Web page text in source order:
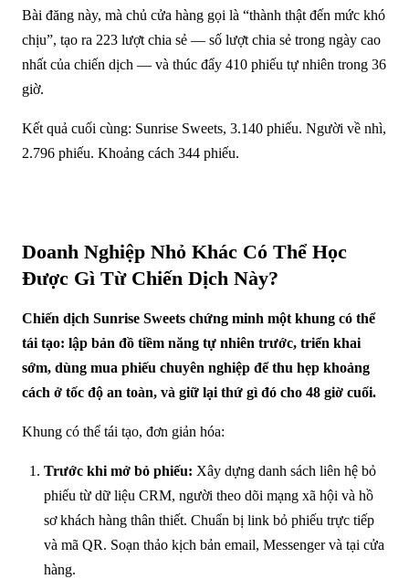
Bài đăng này, mà chủ cửa hàng gọi là “thành thật đến mức khó
chịu”, tạo ra 223 lượt chia sẻ — số lượt chia sẻ trong ngày cao
nhất của chiến dịch — và thúc đẩy 410 phiếu tự nhiên trong 36
giờ.
Kết quả cuối cùng: Sunrise Sweets, 3.140 phiếu. Người về nhì,
2.796 phiếu. Khoảng cách 344 phiếu.
Doanh Nghiệp Nhỏ Khác Có Thể Học
Được Gì Từ Chiến Dịch Này?
Chiến dịch Sunrise Sweets chứng minh một khung có thể
tái tạo: lập bản đồ tiềm năng tự nhiên trước, triển khai
sớm, dùng mua phiếu chuyên nghiệp để thu hẹp khoảng
cách ở tốc độ an toàn, và giữ lại thứ gì đó cho 48 giờ cuối.
Khung có thể tái tạo, đơn giản hóa:
Trước khi mở bỏ phiếu: Xây dựng danh sách liên hệ bỏ
phiếu từ dữ liệu CRM, người theo dõi mạng xã hội và hồ
sơ khách hàng thân thiết. Chuẩn bị link bỏ phiếu trực tiếp
và mã QR. Soạn thảo kịch bản email, Messenger và tại cửa
hàng.